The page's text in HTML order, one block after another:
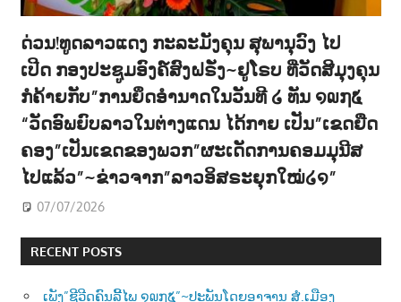
ດ່ວນ!ທູດລາວແດງ ກະລະມັງຄຸນ ສຸພານຸວົງ ໄປ
ເປີດ ກອງປະຊູມອົງຄ໌ສົງຝຣັ່ງ~ຢູໂຣບ ທີ່ວັດສີມຸງຄຸນ
ກໍຄ້າຍກັບ”ການຍຶດອຳນາດໃນວັນທີ ໒ ທັນ ໑໙໗໕
“ວັດອົພຍົບລາວໃນຕ່າງແດນ ໄດ້ກາຍ ເປັນ”ເຂດຍືດ
ຄອງ”ເປັນເຂດຂອງພວກ”ຜະເດັດການຄອມມຸນີສ
ໄປແລ້ວ”~ຂ່າວຈາກ”ລາວອິສຣະຍຸກໃໝ່໒໑”
07/07/2026
RECENT POSTS
ເພັງ”ຊີວີດຄົນລີ້ໄພ ໑໙໗໕”~ປະພັນໂດຍອາຈານ ສໍ.ເມືອງ